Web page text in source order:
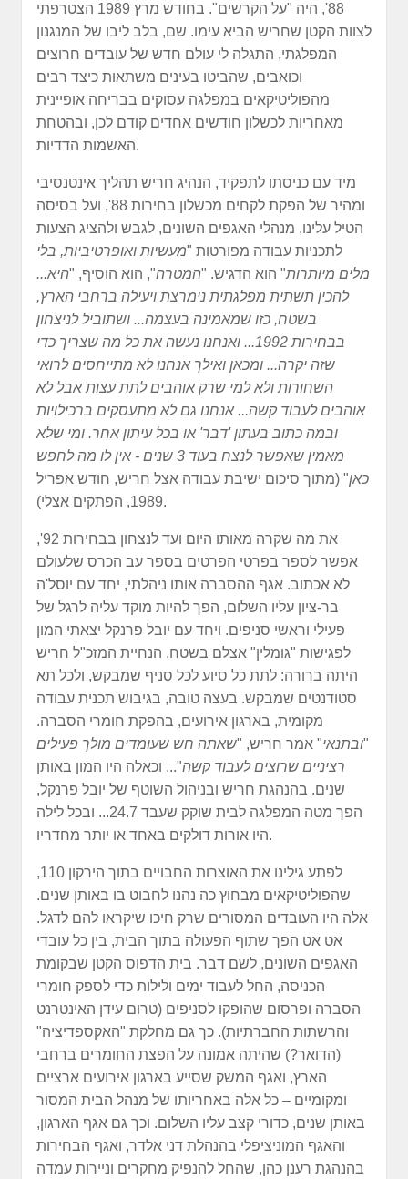
88', היה "על הקרשים". בחודש מרץ 1989 הצטרפתי
לצוות הקטן שחריש הביא עימו. שם, בלב ליבו של המנגנון
המפלגתי, התגלה לי עולם חדש של עובדים חרוצים
וכואבים, שהביטו בעינים משתאות כיצד רבים
מהפוליטיקאים במפלגה עסוקים בבריחה אופיינית
מאחריות לכשלון חודשים אחדים קודם לכן, ובהטחת
האשמות הדדיות.
מיד עם כניסתו לתפקיד, הנהיג חריש תהליך אינטנסיבי
ומהיר של הפקת לקחים מכשלון בחירות 88', ועל בסיסה
הטיל עלינו, מנהלי האגפים השונים, לגבש ולהציג הצעות
לתכניות עבודה מפורטות "מעשיות ואופרטיביות, בלי
מלים מיותרות" הוא הדגיש. "המטרה", הוא הוסיף, "היא...
להכין תשתית מפלגתית נימרצת ויעילה ברחבי הארץ,
בשטח, כזו שמאמינה בעצמה... ושתוביל לניצחון
בבחירות 1992... ואנחנו נעשה את כל מה שצריך כדי
שזה יקרה... ומכאן ואילך אנחנו לא מתייחסים לרואי
השחורות ולא למי שרק אוהבים לתת עצות אבל לא
אוהבים לעבוד קשה... אנחנו גם לא מתעסקים ברכילויות
ובמה כתוב בעתון 'דבר' או בכל עיתון אחר. ומי שלא
מאמין שאפשר לנצח בעוד 3 שנים - אין לו מה לחפש
כאן" (מתוך סיכום ישיבת עבודה אצל חריש, חודש אפריל
1989, הפתקים אצלי).
את מה שקרה מאותו היום ועד לנצחון בבחירות 92',
אפשר לספר בפרטי הפרטים בספר עב הכרס שלעולם
לא אכתוב. אגף ההסברה אותו ניהלתי, יחד עם יוסל'ה
בר-ציון עליו השלום, הפך להיות מוקד עליה לרגל של
פעילי וראשי סניפים. ויחד עם יובל פרנקל יצאתי המון
לפגישות "גומלין" אצלם בשטח. הנחיית המזכ"ל חריש
היתה ברורה: לתת כל סיוע לכל סניף שמבקש, ולכל תא
סטודנטים שמבקש. בעצה טובה, בגיבוש תכנית עבודה
מקומית, בארגון אירועים, בהפקת חומרי הסברה.
"ובתנאי" אמר חריש, "שאתה חש שעומדים מולך פעילים
רציניים שרוצים לעבוד קשה"... וכאלה היו המון באותן
שנים. בהנהגת חריש ובניהול השוטף של יובל פרנקל,
הפך מטה המפלגה לבית שוקק שעבד 24.7... ובכל לילה
היו אורות דולקים באחד או יותר מחדריו.
לפתע גילינו את האוצרות החבויים בתוך הירקון 110,
שהפוליטיקאים מבחוץ כה נהנו לחבוט בו באותן שנים.
אלה היו העובדים המסורים שרק חיכו שיקראו להם לדגל.
אט אט הפך שתוף הפעולה בתוך הבית, בין כל עובדי
האגפים השונים, לשם דבר. בית הדפוס הקטן שבקומת
הכניסה, החל לעבוד ימים ולילות כדי לספק חומרי
הסברה ופרסום שהופקו לסניפים (טרום עידן האינטרנט
והרשתות החברתיות). כך גם מחלקת "האקספדיציה"
(הדואר?) שהיתה אמונה על הפצת החומרים ברחבי
הארץ, ואגף המשק שסייע בארגון אירועים ארציים
ומקומיים – כל אלה באחריותו של מנהל הבית המסור
באותן שנים, כדורי קצב עליו השלום. וכך גם אגף הארגון,
והאגף המוניציפלי בהנהלת דני אלדר, ואגף הבחירות
בהנהגת רענן כהן, שהחל להנפיק מחקרים וניירות עמדה